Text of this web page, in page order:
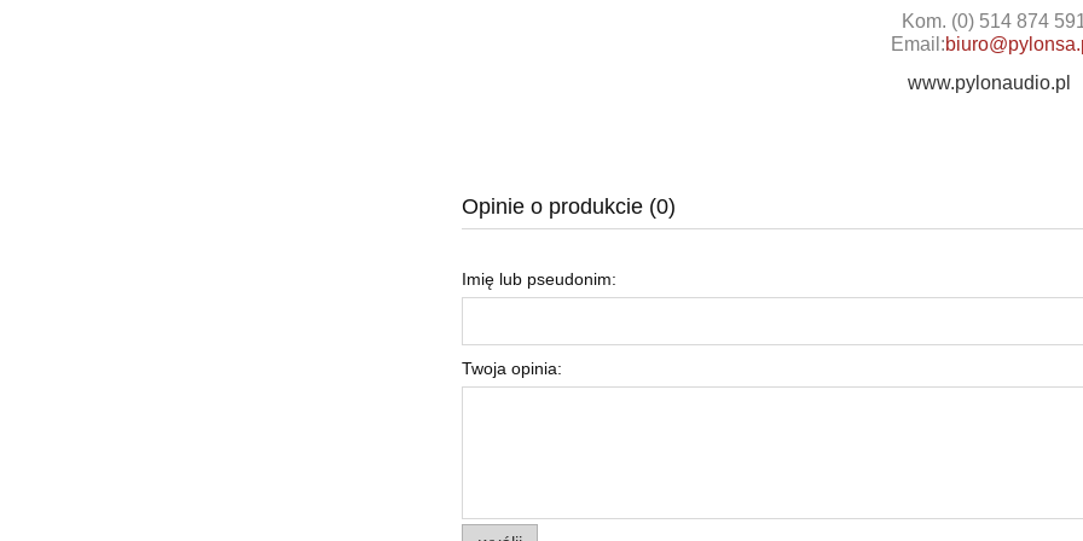
Kom. (0) 514 874
Email:
www.pylonaudio.pl
Opinie o produkcie (0)
Imię lub pseudonim:
Twoja opinia: